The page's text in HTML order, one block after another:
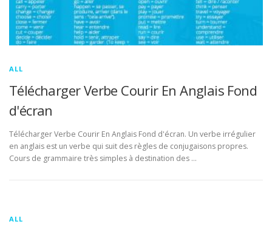
ALL
Télécharger Verbe Courir En Anglais Fond
d'écran
Télécharger Verbe Courir En Anglais Fond d'écran. Un verbe irrégulier
en anglais est un verbe qui suit des règles de conjugaisons propres.
Cours de grammaire très simples à destination des …
ALL